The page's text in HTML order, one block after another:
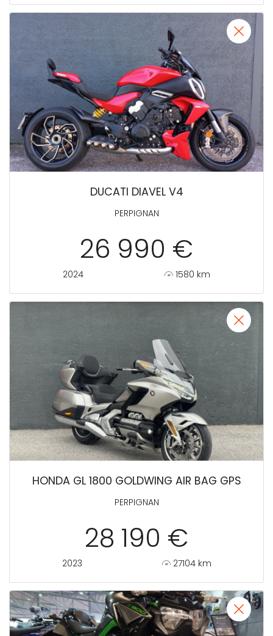
DUCATI DIAVEL V4
PERPIGNAN
26 990 €
2024 1580 km
HONDA GL 1800 GOLDWING AIR BAG GPS
PERPIGNAN
28 190 €
2023 27104 km